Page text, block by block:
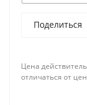
Поделиться
Цена
отличаться от